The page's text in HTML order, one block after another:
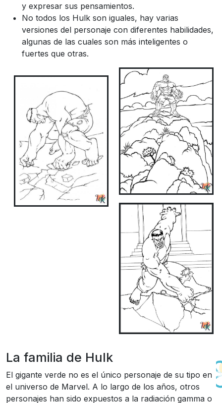
y expresar sus pensamientos.
No todos los Hulk son iguales, hay varias
versiones del personaje con diferentes habilidades,
algunas de las cuales son más inteligentes o
fuertes que otras.
La familia de Hulk
El gigante verde no es el único personaje de su tipo en
el universo de Marvel. A lo largo de los años, otros
personajes han sido expuestos a la radiación gamma o